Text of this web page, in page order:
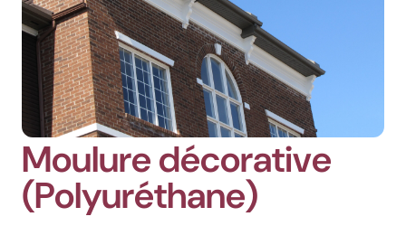
Moulure décorative
(Polyuréthane)